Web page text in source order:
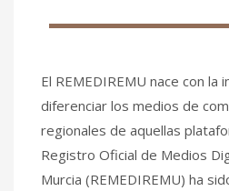
El REMEDIREMU nace con la
diferenciar los medios de
regionales de aquellas
Registro Oficial de Medios
Murcia (REMEDIREMU) ha